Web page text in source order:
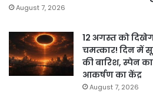
August 7, 2026
12 अगस्त को
चमत्कार! दिन में
की बारिश, स्पेन
आकर्षण का केंद्र
August 7, 2026